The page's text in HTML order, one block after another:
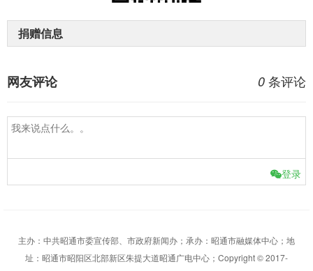
捐赠信息
0 条评论
网友评论
登录
主办：中共昭通市委宣传部、市政府新闻办；承办：昭通市融媒体中心；地
址：昭通市昭阳区北部新区朱提大道昭通广电中心；Copyright © 2017-